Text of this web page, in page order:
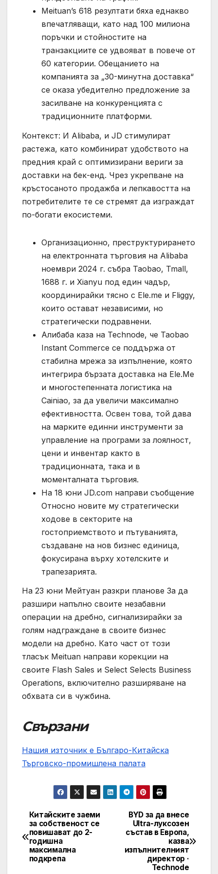
Meituan’s 618 резултати бяха еднакво
впечатляващи, като над 100 милиона
поръчки и стойностите на
транзакциите се удвояват в повече от
60 категории. Обещанието на
компанията за „30-минутна доставка“
се оказа убедително предложение за
засилване на конкуренцията с
традиционните платформи.
Контекст: И Alibaba, и JD стимулират
растежа, като комбинират удобството на
предния край с оптимизирани вериги за
доставки на бек-енд. Чрез укрепване на
кръстосаното продажба и лепкавостта на
потребителите те се стремят да изграждат
по-богати екосистеми.
Организационно, преструктурирането
на електронната търговия на Alibaba
ноември 2024 г. събра Taobao, Tmall,
1688 г. и Xianyu под един чадър,
координирайки тясно с Ele.me и Fliggy,
които остават независими, но
стратегически подравнени.
Алибаба каза на Technode, че Taobao
Instant Commerce се поддържа от
стабилна мрежа за изпълнение, която
интегрира бързата доставка на Ele.Me
и многостепенната логистика на
Cainiao, за да увеличи максимално
ефективността. Освен това, той дава
на марките единни инструменти за
управление на програми за лоялност,
цени и инвентар както в
традиционната, така и в
моменталната търговия.
На 18 юни JD.com направи съобщение
Относно новите му стратегически
ходове в секторите на
гостоприемството и пътуванията,
създаване на нов бизнес единица,
фокусирана върху хотелските и
трапезарията.
На 23 юни Мейтуан разкри планове За да
разшири напълно своите незабавни
операции на дребно, сигнализирайки за
голям надграждане в своите бизнес
модели на дребно. Като част от този
тласък Meituan направи корекции на
своите Flash Sales и Select Selects Business
Operations, включително разширяване на
обхвата си в чужбина.
Свързани
Нашия източник е Българо-Китайска
Търговско-промишлена палaта
Post
navigation
BYD за да внесе
Ultra-луксозен
състав в Европа,
казва
изпълнителният
директор ·
Technode
Китайските заеми
за собственост се
повишават до 2-
годишна
максимална
подкрепа